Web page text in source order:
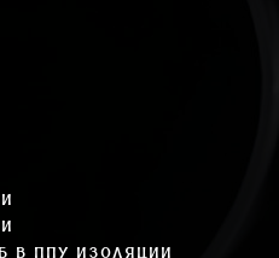
В ППУ ИЗОЛЯЦИИ